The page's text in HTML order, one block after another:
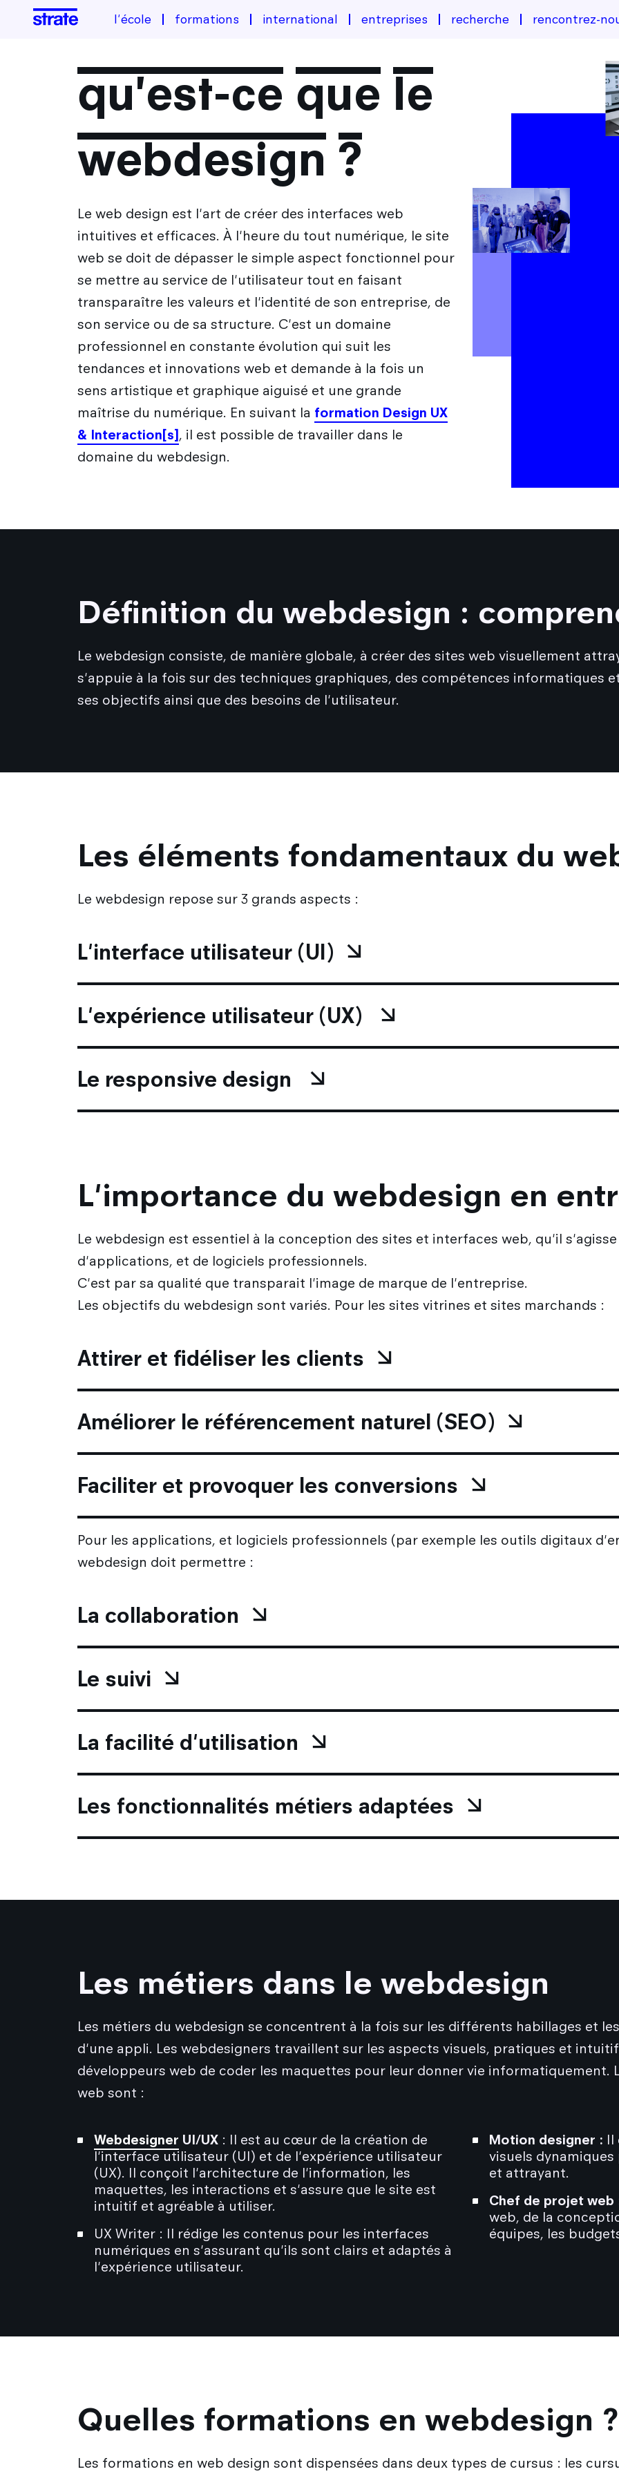
l'école formations international entreprises recherche rencontrez-
qu'est-ce que le
webdesign ?
Le web design est l'art de créer des interfaces web
intuitives et efficaces. À l'heure du tout numérique, le site
web se doit de dépasser le simple aspect fonctionnel pour
se mettre au service de l'utilisateur tout en faisant
transparaître les valeurs et l'identité de son entreprise, de
son service ou de sa structure. C'est un domaine
professionnel en constante évolution qui suit les
tendances et innovations web et demande à la fois un
sens artistique et graphique aiguisé et une grande
maîtrise du numérique. En suivant la formation Design UX
& Interaction[s] , il est possible de travailler dans le
domaine du webdesign.
Définition du webdesign :
Le webdesign consiste, de manière globale, à créer des sites web visuellement
s'appuie à la fois sur des techniques graphiques, des compétences informatiques
ses objectifs ainsi que des besoins de l'utilisateur.
Les éléments fondamentaux du
Le webdesign repose sur 3 grands aspects :
L'interface utilisateur (UI)
L'expérience utilisateur (UX)
Le responsive design
L'importance du webdesign en
Le webdesign est essentiel à la conception des sites et interfaces web, qu'il
d'applications, et de logiciels professionnels.
C'est par sa qualité que transparait l'image de marque de l'entreprise.
Les objectifs du webdesign sont variés. Pour les sites vitrines et sites marchands :
Attirer et fidéliser les clients
Améliorer le référencement naturel (SEO)
Faciliter et provoquer les conversions
Pour les applications, et logiciels professionnels (par exemple les outils digitaux
webdesign doit permettre :
La collaboration
Le suivi
La facilité d'utilisation
Les fonctionnalités métiers adaptées
Les métiers dans le webdesign
Les métiers du webdesign se concentrent à la fois sur les différents habillages et
d'une appli. Les webdesigners travaillent sur les aspects visuels, pratiques et
développeurs web de coder les maquettes pour leur donner vie informatiquement.
web sont :
Webdesigner UI/UX : Il est au cœur de la création de
l'interface utilisateur (UI) et de l'expérience utilisateur
(UX). Il conçoit l'architecture de l'information, les
maquettes, les interactions et s'assure que le site est
intuitif et agréable à utiliser.
UX Writer : Il rédige les contenus pour les interfaces
numériques en s'assurant qu'ils sont clairs et adaptés à
l'expérience utilisateur.
Motion designer : Il
visuels
et attrayant.
Chef de projet web
web, de la
équipes, les
Quelles formations en webdesign ?
Les formations en web design sont dispensées dans deux types de cursus : les